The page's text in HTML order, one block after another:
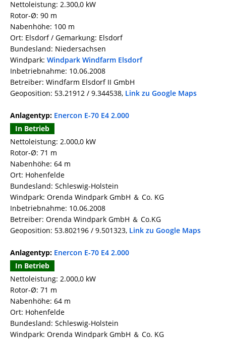
Nettoleistung: 2.300,0 kW
Rotor-Ø: 90 m
Nabenhöhe: 100 m
Ort: Elsdorf / Gemarkung: Elsdorf
Bundesland: Niedersachsen
Windpark: Windpark Windfarm Elsdorf
Inbetriebnahme: 10.06.2008
Betreiber: Windfarm Elsdorf II GmbH
Geoposition: 53.21912 / 9.344538, Link zu Google Maps
Anlagentyp: Enercon E-70 E4 2.000
In Betrieb
Nettoleistung: 2.000,0 kW
Rotor-Ø: 71 m
Nabenhöhe: 64 m
Ort: Hohenfelde
Bundesland: Schleswig-Holstein
Windpark: Orenda Windpark GmbH ＆ Co. KG
Inbetriebnahme: 10.06.2008
Betreiber: Orenda Windpark GmbH ＆ Co.KG
Geoposition: 53.802196 / 9.501323, Link zu Google Maps
Anlagentyp: Enercon E-70 E4 2.000
In Betrieb
Nettoleistung: 2.000,0 kW
Rotor-Ø: 71 m
Nabenhöhe: 64 m
Ort: Hohenfelde
Bundesland: Schleswig-Holstein
Windpark: Orenda Windpark GmbH ＆ Co. KG